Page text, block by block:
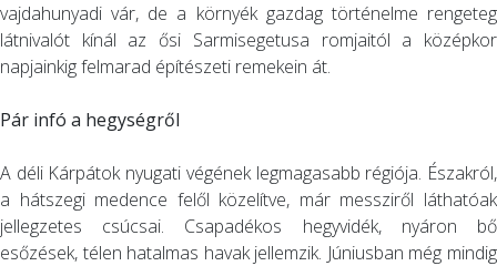
vajdahunyadi vár, de a környék gazdag történelme rengeteg
látnivalót kínál az ősi Sarmisegetusa romjaitól a középkor
napjainkig felmarad építészeti remekein át.
Pár infó a hegységről
A déli Kárpátok nyugati végének legmagasabb régiója. Északról,
a hátszegi medence felől közelítve, már messziről láthatóak
jellegzetes csúcsai. Csapadékos hegyvidék, nyáron bő
esőzések, télen hatalmas havak jellemzik. Júniusban még mindig